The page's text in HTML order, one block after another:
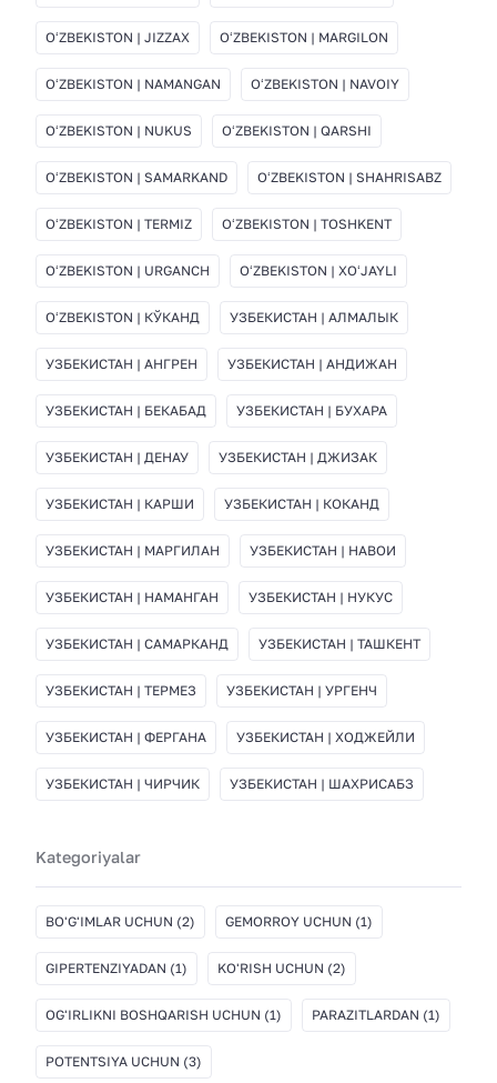
OʻZBEKISTON | JIZZAX OʻZBEKISTON | MARGILON
OʻZBEKISTON | NAMANGAN OʻZBEKISTON | NAVOIY
OʻZBEKISTON | NUKUS OʻZBEKISTON | QARSHI
OʻZBEKISTON | SAMARKAND OʻZBEKISTON | SHAHRISABZ
OʻZBEKISTON | TERMIZ OʻZBEKISTON | TOSHKENT
OʻZBEKISTON | URGANCH OʻZBEKISTON | XOʻJAYLI
OʻZBEKISTON | КЎКАНД УЗБЕКИСТАН | АЛМАЛЫК
УЗБЕКИСТАН | АНГРЕН УЗБЕКИСТАН | АНДИЖАН
УЗБЕКИСТАН | БЕКАБАД УЗБЕКИСТАН | БУХАРА
УЗБЕКИСТАН | ДЕНАУ УЗБЕКИСТАН | ДЖИЗАК
УЗБЕКИСТАН | КАРШИ УЗБЕКИСТАН | КОКАНД
УЗБЕКИСТАН | МАРГИЛАН УЗБЕКИСТАН | НАВОИ
УЗБЕКИСТАН | НАМАНГАН УЗБЕКИСТАН | НУКУС
УЗБЕКИСТАН | САМАРКАНД УЗБЕКИСТАН | ТАШКЕНТ
УЗБЕКИСТАН | ТЕРМЕЗ УЗБЕКИСТАН | УРГЕНЧ
УЗБЕКИСТАН | ФЕРГАНА УЗБЕКИСТАН | ХОДЖЕЙЛИ
УЗБЕКИСТАН | ЧИРЧИК УЗБЕКИСТАН | ШАХРИСАБЗ
Kategoriyalar
BO'G'IMLAR UCHUN (2) GEMORROY UCHUN (1)
GIPERTENZIYADAN (1) KO'RISH UCHUN (2)
OG'IRLIKNI BOSHQARISH UCHUN (1) PARAZITLARDAN (1)
POTENTSIYA UCHUN (3)